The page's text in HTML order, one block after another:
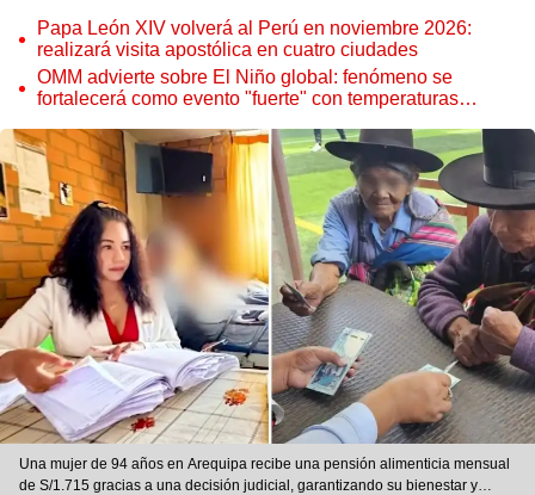
Papa León XIV volverá al Perú en noviembre 2026:
realizará visita apostólica en cuatro ciudades
OMM advierte sobre El Niño global: fenómeno se
fortalecerá como evento "fuerte" con temperaturas
Una mujer de 94 años en Arequipa recibe una pensión alimenticia mensual
de S/1.715 gracias a una decisión judicial, garantizando su bienestar y